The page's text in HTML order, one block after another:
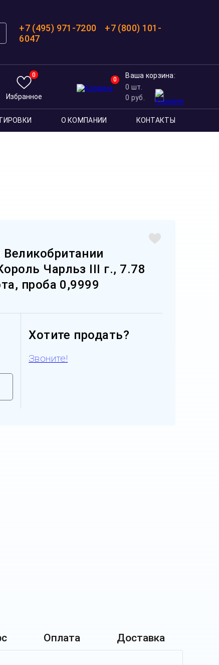
+7 (495) 971-7200
+7 (800) 101-
6047
0
Избранное
0
Ваша корзина:
0 шт.
0 руб.
О КОМПАНИИ КОНТАКТЫ
Чарльз III г., 7.78
проба 0,9999
Хотите продать?
Звоните!
Оплата Доставка